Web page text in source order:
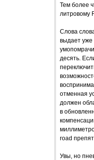
Тем более
литровому
Слова
выдает уже
десять.
отменная
должен
в
road
Увы, но